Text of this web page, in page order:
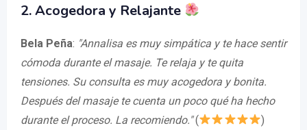
2. Acogedora y Relajante
Bela Peña: "Annalisa es muy simpática y te hace sentir
cómoda durante el masaje. Te relaja y te quita
tensiones. Su consulta es muy acogedora y bonita.
Después del masaje te cuenta un poco qué ha hecho
durante el proceso. La recomiendo."( )